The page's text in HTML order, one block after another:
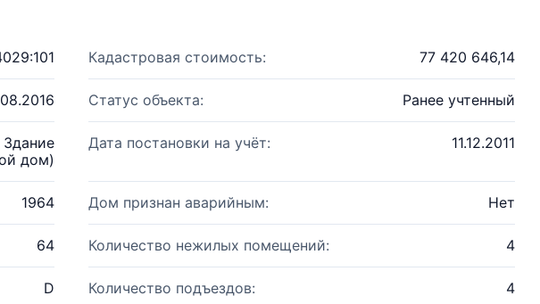
Кадастровая стоимость: 77 420 646,14
Статус объекта: Ранее учтенный
Здание
дом)
Дата постановки на учёт: 11.12.2011
1964 Дом признан аварийным: Нет
64 Количество нежилых помещений: 4
D Количество подъездов: 4